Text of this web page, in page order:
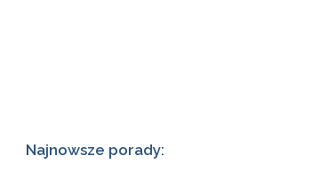
Najnowsze porady: